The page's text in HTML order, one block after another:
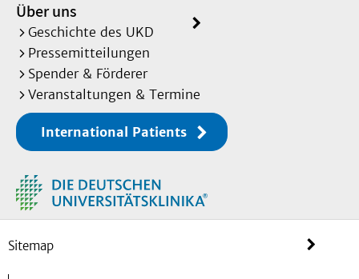
Über uns
Geschichte des UKD
Pressemitteilungen
Spender & Förderer
Veranstaltungen & Termine
International Patients
Sitemap